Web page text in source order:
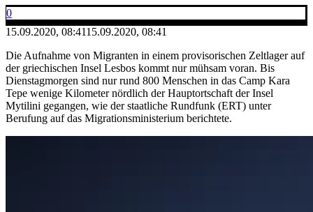
0
15.09.2020, 08:4115.09.2020, 08:41
Die Aufnahme von Migranten in einem provisorischen Zeltlager auf
der griechischen Insel Lesbos kommt nur mühsam voran. Bis
Dienstagmorgen sind nur rund 800 Menschen in das Camp Kara
Tepe wenige Kilometer nördlich der Hauptortschaft der Insel
Mytilini gegangen, wie der staatliche Rundfunk (ERT) unter
Berufung auf das Migrationsministerium berichtete.